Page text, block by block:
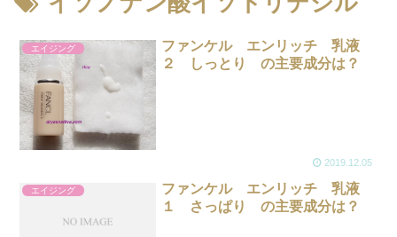
エイジング
ファンケル エンリッチ 乳液
２ しっとり の主要成分は？
2019.12.05
エイジング
ファンケル エンリッチ 乳液
１ さっぱり の主要成分は？